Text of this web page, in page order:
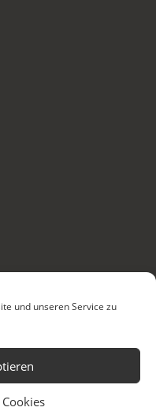
und unseren Service zu